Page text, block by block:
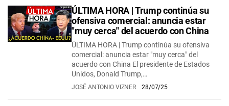
ÚLTIMA HORA | Trump continúa su
ofensiva comercial: anuncia estar
"muy cerca" del acuerdo con China
ÚLTIMA HORA | Trump continúa su ofensiva
comercial: anuncia estar "muy cerca" del
acuerdo con China El presidente de Estados
Unidos, Donald Trump,…
JOSÉ ANTONIO VIZNER 28/07/25